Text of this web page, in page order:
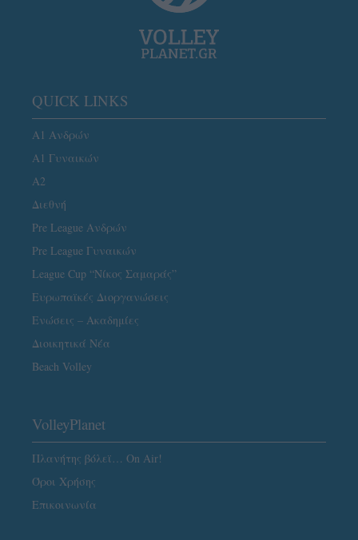
QUICK LINKS
Α1 Ανδρών
Α1 Γυναικών
A2
Διεθνή
Pre League Ανδρών
Pre League Γυναικών
League Cup “Νίκος Σαμαράς”
Ευρωπαϊκές Διοργανώσεις
Ενώσεις – Ακαδημίες
Διοικητικά Νέα
Beach Volley
VolleyPlanet
Πλανήτης βόλεϊ… On Air!
Όροι Χρήσης
Επικοινωνία